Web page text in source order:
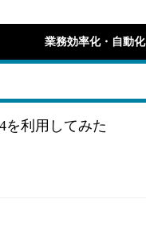
業務効率化・自動化
を利用してみた